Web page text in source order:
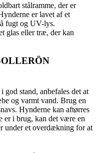
stålramme, der er
er lavet af et
fugt og UV-lys.
glas eller træ, der kan
stand, anbefales det at
og varmt vand. Brug en
Hynderne kan aftørres
er i brug, kan det være en
under et overdækning for at